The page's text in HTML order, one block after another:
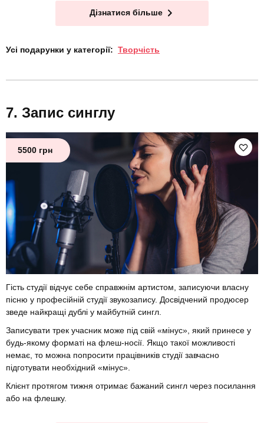
Дізнатися більше
Усі подарунки у категорії: Творчість
Запис синглу
5500 грн
Гість студії відчує себе справжнім артистом, записуючи власну
пісню у професійній студії звукозапису. Досвідчений продюсер
зведе найкращі дублі у майбутній сингл.
Записувати трек учасник може під свій «мінус», який принесе у
будь-якому форматі на флеш-носії. Якщо такої можливості
немає, то можна попросити працівників студії завчасно
підготувати необхідний «мінус».
Клієнт протягом тижня отримає бажаний сингл через посилання
або на флешку.